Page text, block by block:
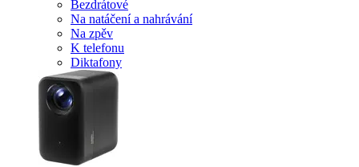
Bezdrátové
Na natáčení a nahrávání
Na zpěv
K telefonu
Diktafony